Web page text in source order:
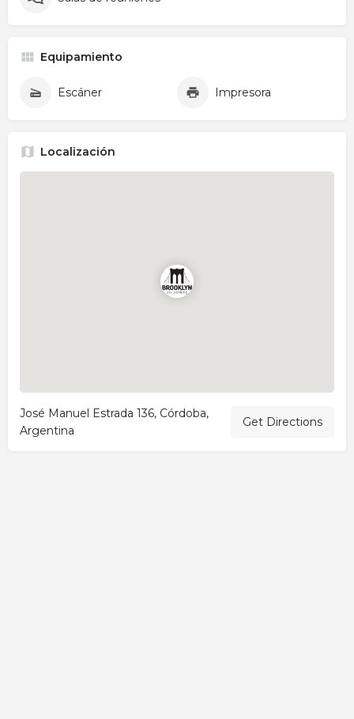
Equipamiento
Escáner Impresora
Localización
José Manuel Estrada 136, Córdoba,
Argentina
Get Directions